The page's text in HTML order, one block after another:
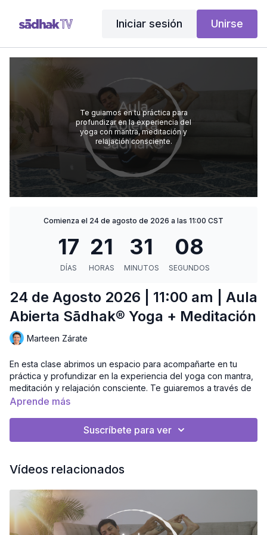
Iniciar sesión Unirse
Te guiamos en tu práctica para
profundizar en la experiencia del
yoga con mantra, meditación y
relajación consciente.
Comienza el 24 de agosto de 2026 a las 11:00 CST
24 de Agosto 2026 | 11:00 am | Aula
Abierta Sādhak® Yoga + Meditación
Marteen Zárate
En esta clase abrimos un espacio para acompañarte en tu
práctica y profundizar en la experiencia del yoga con mantra,
meditación y relajación consciente. Te guiaremos a través de
una secuencia que busca fortalecer el cuerpo y aquietar la
respuestas para resolver dudas y enriquecer tu camino
tu maestro quien podrá verte en tu pantalla para apoyarte con
🎥 Prende tu cámara y asegúrate de que te veas bien en la
pantalla, trata de no traer colores oscuros para que se puedan
apreciar bien tus posturas.
Aprende más
Suscríbete para ver
Vídeos relacionados